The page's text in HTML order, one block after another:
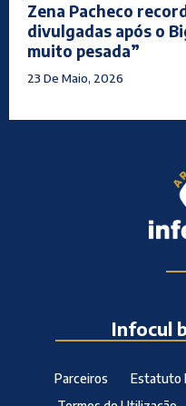
Zena Pacheco
divulgadas após o
muito pesada”
23 De Maio, 2026
Infocul
Parceiros Estatuto